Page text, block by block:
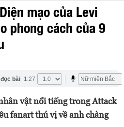
mạo của Levi
phong cách của 9
bài 1:27
vật nổi tiếng trong Attack
fanart thú vị về anh chàng